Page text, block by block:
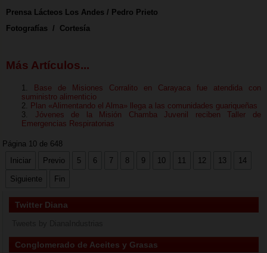
Prensa Lácteos Los Andes / Pedro Prieto
Fotografías / Cortesía
Más Artículos...
Base de Misiones Corralito en Carayaca fue atendida con
suministro alimenticio
Plan «Alimentando el Alma» llega a las comunidades guariqueñas
Jóvenes de la Misión Chamba Juvenil reciben Taller de
Emergencias Respiratorias
Página 10 de 648
Iniciar
Previo 5 6 7 8 9 10 11 12 13 14
Siguiente Fin
Twitter Diana
Conglomerado de Aceites y Grasas